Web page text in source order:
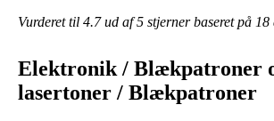
Vurderet til 4.7ud af 5 stjerner baseret på 18
Elektronik / Blækpatroner
lasertoner / Blækpatroner